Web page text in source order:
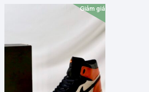
Giảm giá!